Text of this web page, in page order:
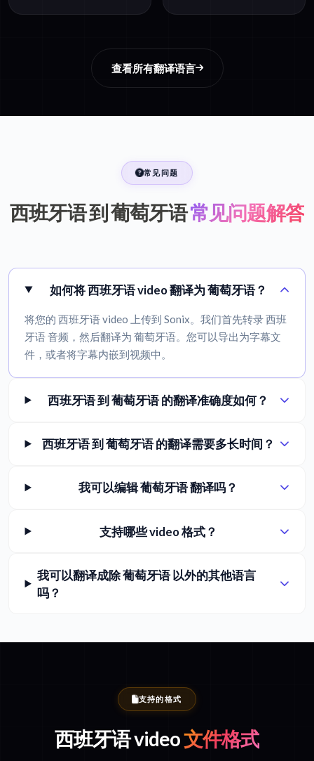
查看所有翻译语言
常见问题
西班牙语 到 葡萄牙语常见问题解答
如何将 西班牙语 video 翻译为 葡萄牙语？
将您的 西班牙语 video 上传到 Sonix。我们首先转录 西班
牙语 音频，然后翻译为 葡萄牙语。您可以导出为字幕文
件，或者将字幕内嵌到视频中。
西班牙语 到 葡萄牙语 的翻译准确度如何？
西班牙语 到 葡萄牙语 的翻译需要多长时间？
我可以编辑 葡萄牙语 翻译吗？
支持哪些 video 格式？
我可以翻译成除 葡萄牙语 以外的其他语言
吗？
支持的格式
西班牙语 video文件格式